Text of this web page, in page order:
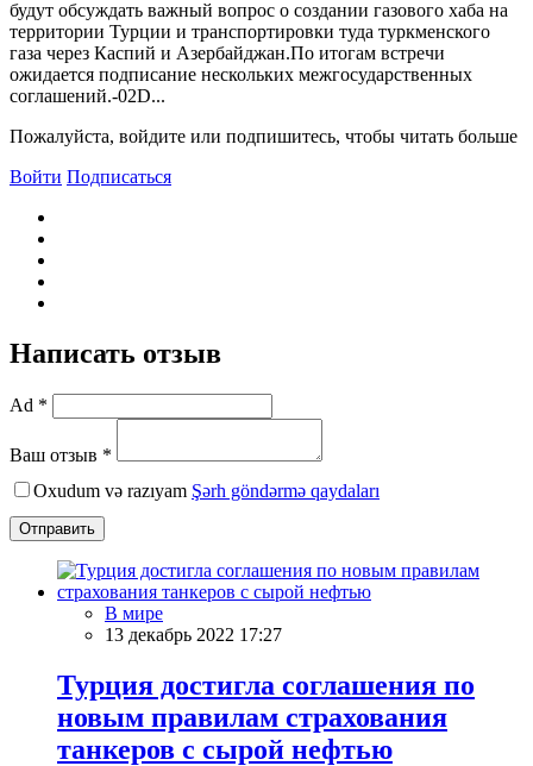
будут обсуждать важный вопрос о создании газового хаба на
территории Турции и транспортировки туда туркменского
газа через Каспий и Азербайджан.По итогам встречи
ожидается подписание нескольких межгосударственных
соглашений.-02D...
Пожалуйста, войдите или подпишитесь, чтобы читать больше
Войти Подписаться
Написать отзыв
Ad *
Ваш отзыв *
Oxudum və razıyam Şərh göndərmə qaydaları
Отправить
В мире
13 декабрь 2022 17:27
Турция достигла соглашения по
новым правилам страхования
танкеров с сырой нефтью